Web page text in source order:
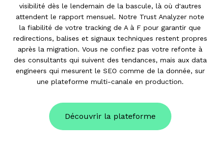
visibilité dès le lendemain de la bascule, là où d'autres
attendent le rapport mensuel. Notre Trust Analyzer note
la fiabilité de votre tracking de A à F pour garantir que
redirections, balises et signaux techniques restent propres
après la migration. Vous ne confiez pas votre refonte à
des consultants qui suivent des tendances, mais aux data
engineers qui mesurent le SEO comme de la donnée, sur
une plateforme multi-canale en production.
Découvrir la plateforme